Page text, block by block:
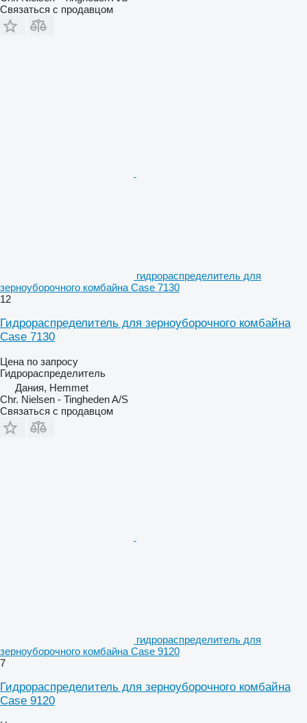
Связаться с продавцом
гидрораспределитель для
зерноуборочного комбайна Case 7130
12
Гидрораспределитель для зерноуборочного комбайна
Case 7130
Цена по запросу
Гидрораспределитель
Дания, Hemmet
Chr. Nielsen - Tingheden A/S
Связаться с продавцом
гидрораспределитель для
зерноуборочного комбайна Case 9120
7
Гидрораспределитель для зерноуборочного комбайна
Case 9120